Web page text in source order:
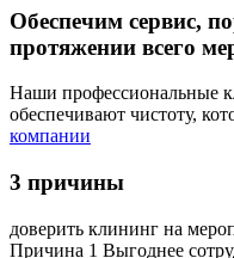
Обеспечим сервис,
протяжении всего
Наши профессиональные
обеспечивают чистоту,
компании
3 причины
доверить клининг на
Причина 1 Выгоднее